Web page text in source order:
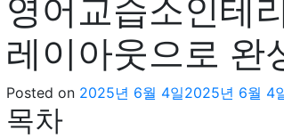
영어교습소인테
레이아웃으로 완
Posted on 2025년 6월 4일2025년 6월 4
목차